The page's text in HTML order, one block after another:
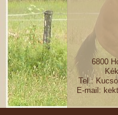
6800
Tel.:
E-mail: